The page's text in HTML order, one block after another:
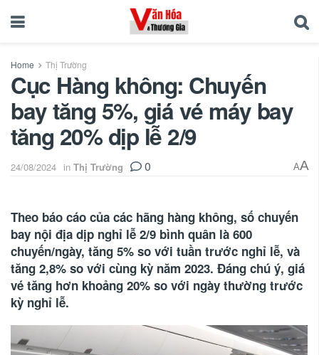
Home Thị Trường
Cục Hàng không: Chuyến
bay tăng 5%, giá vé máy bay
tăng 20% dịp lễ 2/9
24/08/2024 in Thị Trường 0 AA
Theo báo cáo của các hãng hàng không, số chuyến
bay nội địa dịp nghỉ lễ 2/9 bình quân là 600
chuyến/ngày, tăng 5% so với tuần trước nghỉ lễ, và
tăng 2,8% so với cùng kỳ năm 2023. Đáng chú ý, giá
vé tăng hơn khoảng 20% so với ngày thường trước
kỳ nghỉ lễ.